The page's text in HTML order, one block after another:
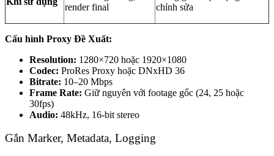
render final
chỉnh sửa
Cấu hình Proxy Đề Xuất:
Resolution: 1280×720 hoặc 1920×1080
Codec: ProRes Proxy hoặc DNxHD 36
Bitrate: 10–20 Mbps
Frame Rate: Giữ nguyên với footage gốc (24, 25 hoặc
30fps)
Audio: 48kHz, 16-bit stereo
Gắn Marker, Metadata, Logging